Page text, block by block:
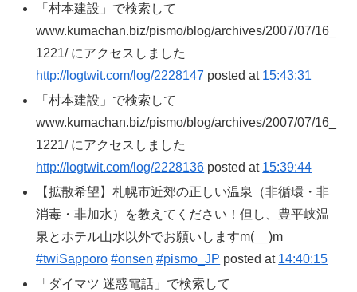
「村本建設」で検索して
www.kumachan.biz/pismo/blog/archives/2007/07/16_
1221/ にアクセスしました
http://logtwit.com/log/2228147 posted at 15:43:31
「村本建設」で検索して
www.kumachan.biz/pismo/blog/archives/2007/07/16_
1221/ にアクセスしました
http://logtwit.com/log/2228136 posted at 15:39:44
【拡散希望】札幌市近郊の正しい温泉（非循環・非
消毒・非加水）を教えてください！但し、豊平峡温
泉とホテル山水以外でお願いしますm(__)m
#twiSapporo #onsen #pismo_JP posted at 14:40:15
「ダイマツ 迷惑電話」で検索して